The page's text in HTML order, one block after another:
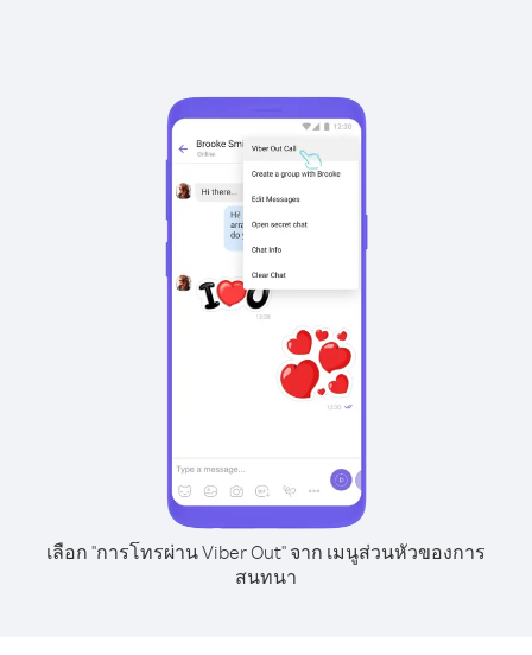
เลือก "การโทรผ่าน Viber Out" จาก เมนูส่วนหัวของการ
สนทนา